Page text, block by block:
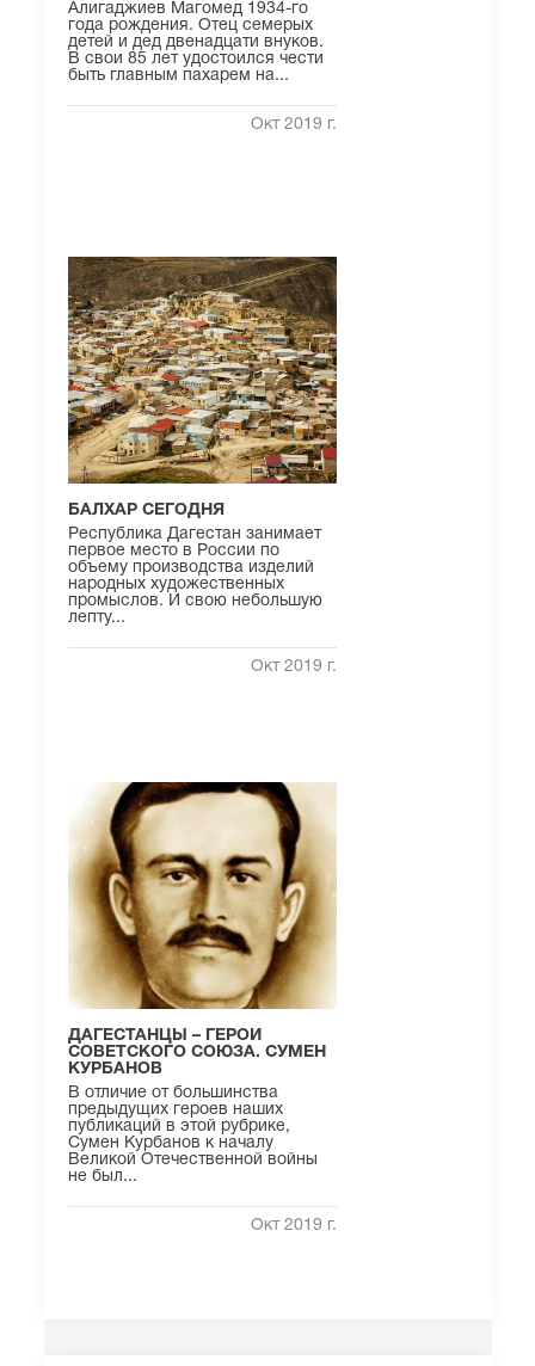
Алигаджиев Магомед 1934-го
года рождения. Отец семерых
детей и дед двенадцати внуков.
В свои 85 лет удостоился чести
быть главным пахарем на...
Окт 2019 г.
БАЛХАР СЕГОДНЯ
Республика Дагестан занимает
первое место в России по
объему производства изделий
народных художественных
промыслов. И свою небольшую
лепту...
Окт 2019 г.
ДАГЕСТАНЦЫ – ГЕРОИ
СОВЕТСКОГО СОЮЗА. СУМЕН
КУРБАНОВ
В отличие от большинства
предыдущих героев наших
публикаций в этой рубрике,
Сумен Курбанов к началу
Великой Отечественной войны
не был...
Окт 2019 г.